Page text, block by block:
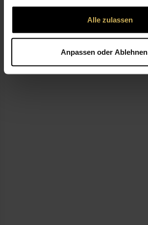
gesammelt haben.
Alle zulassen
Anpassen oder Ablehnen
b.ludwig@osterland-teuchern.de
LEISTUNGEN